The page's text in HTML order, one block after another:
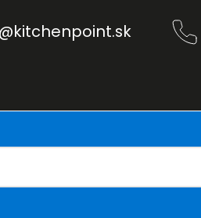
kitchenpoint.sk